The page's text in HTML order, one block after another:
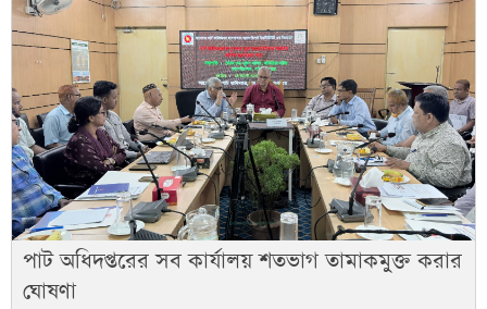
পাট অধিদপ্তরের সব কার্যালয় শতভাগ তামাকমুক্ত করার
ঘোষণা